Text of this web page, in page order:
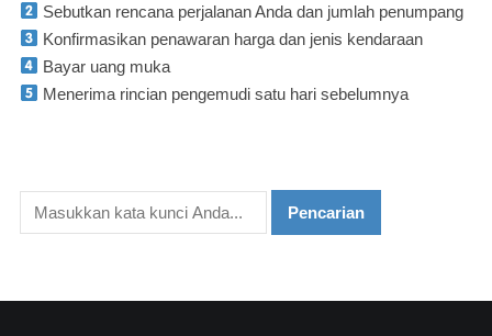
Sebutkan rencana perjalanan Anda dan jumlah penumpang
Konfirmasikan penawaran harga dan jenis kendaraan
Bayar uang muka
Menerima rincian pengemudi satu hari sebelumnya